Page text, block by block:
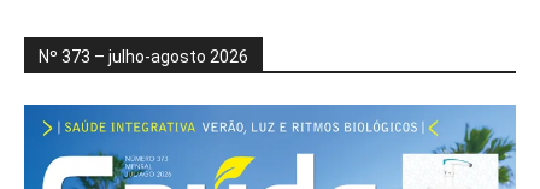
Nº 373 – julho-agosto 2026